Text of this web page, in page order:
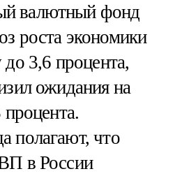
валютный фонд
роста экономики
3,6 процента,
ожидания на
полагают, что
в России